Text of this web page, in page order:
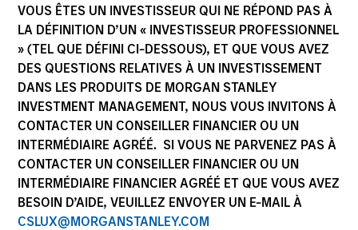
VOUS ÊTES UN INVESTISSEUR QUI NE RÉPOND PAS À
LA DÉFINITION D’UN « INVESTISSEUR PROFESSIONNEL
» (TEL QUE DÉFINI CI-DESSOUS), ET QUE VOUS AVEZ
DES QUESTIONS RELATIVES À UN INVESTISSEMENT
DANS LES PRODUITS DE MORGAN STANLEY
INVESTMENT MANAGEMENT, NOUS VOUS INVITONS À
CONTACTER UN CONSEILLER FINANCIER OU UN
INTERMÉDIAIRE AGRÉÉ. SI VOUS NE PARVENEZ PAS À
CONTACTER UN CONSEILLER FINANCIER OU UN
INTERMÉDIAIRE FINANCIER AGRÉÉ ET QUE VOUS AVEZ
BESOIN D’AIDE, VEUILLEZ ENVOYER UN E-MAIL À
CSLUX@MORGANSTANLEY.COM